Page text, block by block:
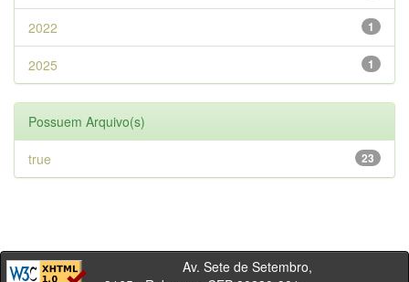
1
2022
1
2025
Possuem Arquivo(s)
23
true
Av. Sete de Setembro,